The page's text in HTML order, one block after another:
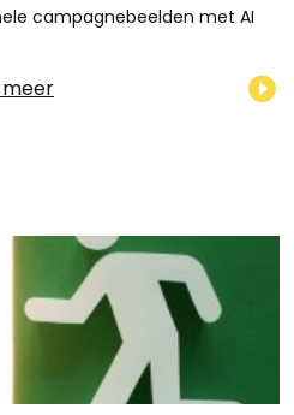
campagnebeelden met AI
meer